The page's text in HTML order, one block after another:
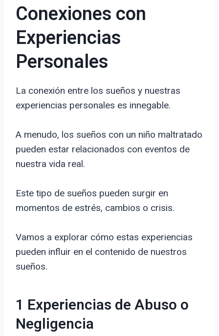
Conexiones con
Experiencias
Personales
La conexión entre los sueños y nuestras
experiencias personales es innegable.
A menudo, los sueños con un niño maltratado
pueden estar relacionados con eventos de
nuestra vida real.
Este tipo de sueños pueden surgir en
momentos de estrés, cambios o crisis.
Vamos a explorar cómo estas experiencias
pueden influir en el contenido de nuestros
sueños.
1 Experiencias de Abuso o
Negligencia